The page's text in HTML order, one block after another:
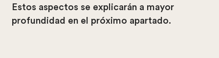
Estos aspectos se explicarán a mayor
profundidad en el próximo apartado.